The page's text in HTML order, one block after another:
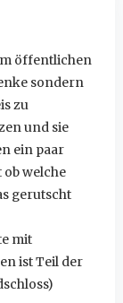
öffentlichen
sondern
zu
und sie
ein paar
welche
gerutscht
mit
ist Teil der